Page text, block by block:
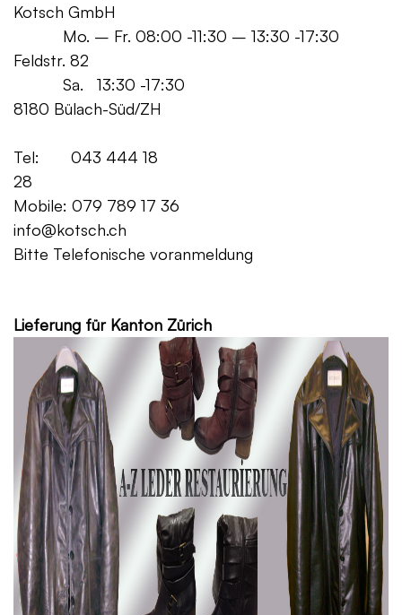
Kotsch GmbH
Mo. – Fr. 08:00 -11:30 – 13:30 -17:30
Feldstr. 82
Sa. 13:30 -17:30
8180 Bülach-Süd/ZH
Tel: 043 444 18
28
Mobile: 079 789 17 36
info@kotsch.ch
Bitte Telefonische voranmeldung
Lieferung für Kanton Zürich